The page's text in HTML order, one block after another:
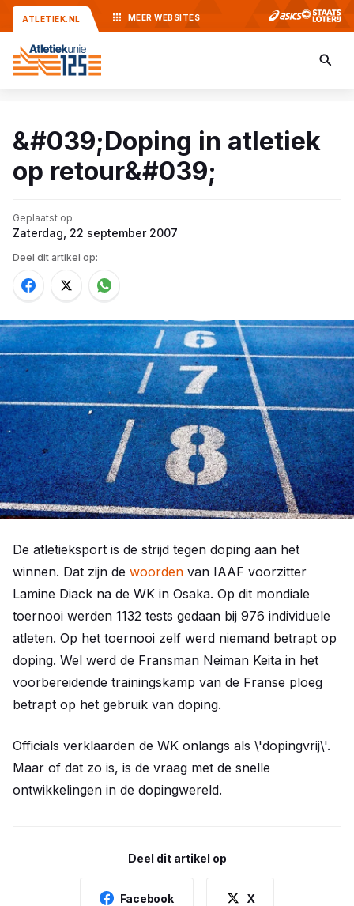
ATLETIEK.NL MEER WEBSITES
&#039;Doping in atletiek
op retour&#039;
Geplaatst op
Zaterdag, 22 september 2007
Deel dit artikel op:
De atletieksport is de strijd tegen doping aan het
winnen. Dat zijn de woorden van IAAF voorzitter
Lamine Diack na de WK in Osaka. Op dit mondiale
toernooi werden 1132 tests gedaan bij 976 individuele
atleten. Op het toernooi zelf werd niemand betrapt op
doping. Wel werd de Fransman Neiman Keita in het
voorbereidende trainingskamp van de Franse ploeg
betrapt op het gebruik van doping.
Officials verklaarden de WK onlangs als \'dopingvrij\'.
Maar of dat zo is, is de vraag met de snelle
ontwikkelingen in de dopingwereld.
Deel dit artikel op
Facebook X